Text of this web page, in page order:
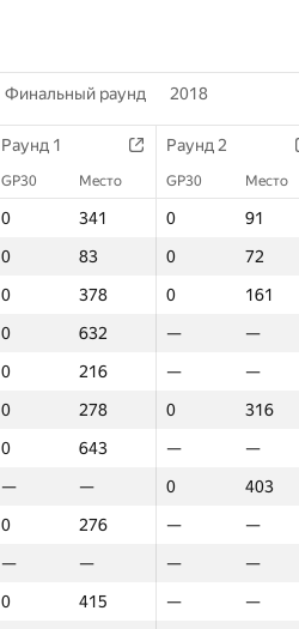
Финальный раунд 2018
Раунд 1 Раунд 2
GP30 Место GP30 Место
0 341 0 91
0 83 0 72
0 378 0 161
0 632 — —
0 216 — —
0 278 0 316
0 643 — —
— — 0 403
0 276 — —
— — — —
0 415 — —